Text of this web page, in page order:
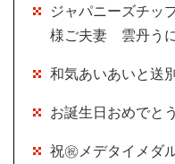
ジャパニーズチッ
様ご夫妻 雲丹う
和気あいあいと送
お誕生日おめでと
祝㊗メデタイメダ